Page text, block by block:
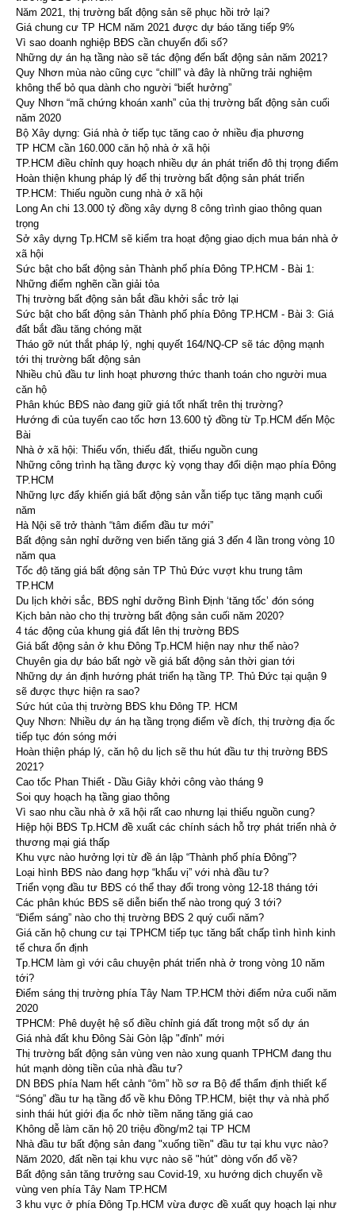
Năm 2021, thị trường bất động sản sẽ phục hồi trở lại?
Giá chung cư TP HCM năm 2021 được dự báo tăng tiếp 9%
Vì sao doanh nghiệp BĐS cần chuyển đổi số?
Những dự án hạ tầng nào sẽ tác động đến bất động sản năm 2021?
Quy Nhơn mùa nào cũng cực “chill” và đây là những trải nghiệm
không thể bỏ qua dành cho người “biết hưởng”
Quy Nhơn “mã chứng khoán xanh” của thị trường bất động sản cuối
năm 2020
Bộ Xây dựng: Giá nhà ở tiếp tục tăng cao ở nhiều địa phương
TP HCM cần 160.000 căn hộ nhà ở xã hội
TP.HCM điều chỉnh quy hoạch nhiều dự án phát triển đô thị trọng điểm
Hoàn thiện khung pháp lý để thị trường bất động sản phát triển
TP.HCM: Thiếu nguồn cung nhà ở xã hội
Long An chi 13.000 tỷ đồng xây dựng 8 công trình giao thông quan
trọng
Sở xây dựng Tp.HCM sẽ kiểm tra hoạt động giao dịch mua bán nhà ở
xã hội
Sức bật cho bất động sản Thành phố phía Đông TP.HCM - Bài 1:
Những điểm nghẽn cần giải tỏa
Thị trường bất động sản bắt đầu khởi sắc trở lại
Sức bật cho bất động sản Thành phố phía Đông TP.HCM - Bài 3: Giá
đất bắt đầu tăng chóng mặt
Tháo gỡ nút thắt pháp lý, nghị quyết 164/NQ-CP sẽ tác động mạnh
tới thị trường bất động sản
Nhiều chủ đầu tư linh hoạt phương thức thanh toán cho người mua
căn hộ
Phân khúc BĐS nào đang giữ giá tốt nhất trên thị trường?
Hướng đi của tuyến cao tốc hơn 13.600 tỷ đồng từ Tp.HCM đến Mộc
Bài
Nhà ở xã hội: Thiếu vốn, thiếu đất, thiếu nguồn cung
Những công trình hạ tầng được kỳ vọng thay đổi diện mạo phía Đông
TP.HCM
Những lực đẩy khiến giá bất động sản vẫn tiếp tục tăng mạnh cuối
năm
Hà Nội sẽ trở thành “tâm điểm đầu tư mới”
Bất động sản nghỉ dưỡng ven biển tăng giá 3 đến 4 lần trong vòng 10
năm qua
Tốc độ tăng giá bất động sản TP Thủ Đức vượt khu trung tâm
TP.HCM
Du lịch khởi sắc, BĐS nghỉ dưỡng Bình Định ‘tăng tốc’ đón sóng
Kịch bản nào cho thị trường bất động sản cuối năm 2020?
4 tác động của khung giá đất lên thị trường BĐS
Giá bất động sản ở khu Đông Tp.HCM hiện nay như thế nào?
Chuyên gia dự báo bất ngờ về giá bất động sản thời gian tới
Những dự án định hướng phát triển hạ tầng TP. Thủ Đức tại quận 9
sẽ được thực hiện ra sao?
Sức hút của thị trường BĐS khu Đông TP. HCM
Quy Nhơn: Nhiều dự án hạ tầng trọng điểm về đích, thị trường địa ốc
tiếp tục đón sóng mới
Hoàn thiện pháp lý, căn hộ du lịch sẽ thu hút đầu tư thị trường BĐS
2021?
Cao tốc Phan Thiết - Dầu Giây khởi công vào tháng 9
Soi quy hoạch hạ tầng giao thông
Vì sao nhu cầu nhà ở xã hội rất cao nhưng lại thiếu nguồn cung?
Hiệp hội BĐS Tp.HCM đề xuất các chính sách hỗ trợ phát triển nhà ở
thương mại giá thấp
Khu vực nào hưởng lợi từ đề án lập “Thành phố phía Đông”?
Loại hình BĐS nào đang hợp “khẩu vị” với nhà đầu tư?
Triển vọng đầu tư BĐS có thể thay đổi trong vòng 12-18 tháng tới
Các phân khúc BĐS sẽ diễn biến thế nào trong quý 3 tới?
“Điểm sáng” nào cho thị trường BĐS 2 quý cuối năm?
Giá căn hộ chung cư tại TPHCM tiếp tục tăng bất chấp tình hình kinh
tế chưa ổn định
Tp.HCM làm gì với câu chuyện phát triển nhà ở trong vòng 10 năm
tới?
Điểm sáng thị trường phía Tây Nam TP.HCM thời điểm nửa cuối năm
2020
TPHCM: Phê duyệt hệ số điều chỉnh giá đất trong một số dự án
Giá nhà đất khu Đông Sài Gòn lập "đỉnh" mới
Thị trường bất động sản vùng ven nào xung quanh TPHCM đang thu
hút mạnh dòng tiền của nhà đầu tư?
DN BĐS phía Nam hết cảnh “ôm” hồ sơ ra Bộ để thẩm định thiết kế
“Sóng” đầu tư hạ tầng đổ về khu Đông TP.HCM, biệt thự và nhà phố
sinh thái hút giới địa ốc nhờ tiềm năng tăng giá cao
Không dễ làm căn hộ 20 triệu đồng/m2 tại TP HCM
Nhà đầu tư bất động sản đang "xuống tiền" đầu tư tại khu vực nào?
Năm 2020, đất nền tại khu vực nào sẽ "hút" dòng vốn đổ về?
Bất động sản tăng trưởng sau Covid-19, xu hướng dịch chuyển về
vùng ven phía Tây Nam TP.HCM
3 khu vực ở phía Đông Tp.HCM vừa được đề xuất quy hoạch lại như